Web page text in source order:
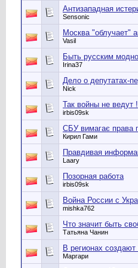
Антизападная
Sensonic
Москва "облучает"
Vasil
Быть русским модно
Irina37
Дело о депутатах-
Nick
Так войны не ведут !
irbis09sk
СБУ вимагає права
Кирил Гами
Правдивая
Laary
Позорная работа
irbis09sk
Война России с
mishka762
Что значит быть
Татьяна Чанин
В регионах
Маргари